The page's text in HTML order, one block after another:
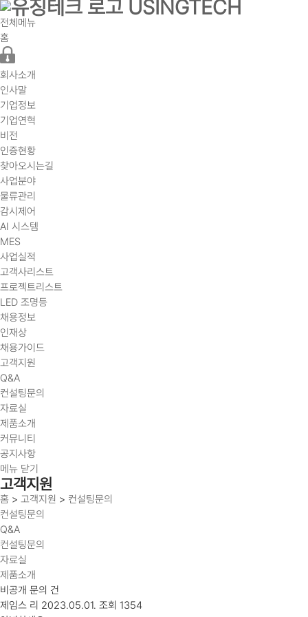
전체메뉴
홈
회사소개
인사말
기업정보
기업연혁
비전
인증현황
찾아오시는길
사업분야
물류관리
감시제어
AI 시스템
MES
사업실적
고객사리스트
프로젝트리스트
LED 조명등
채용정보
인재상
채용가이드
고객지원
Q&A
컨설팅문의
자료실
제품소개
커뮤니티
공지사항
메뉴 닫기
고객지원
홈 > 고객지원 > 컨설팅문의
컨설팅문의
Q&A
컨설팅문의
자료실
제품소개
비공개 문의 건
제임스 리 2023.05.01. 조회 1354